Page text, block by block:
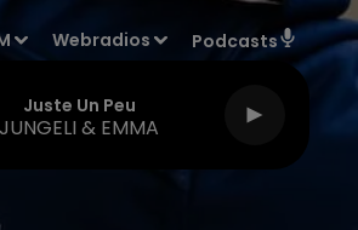
Webradios Podcasts
Juste Un Peu
JUNGELI & EMMA